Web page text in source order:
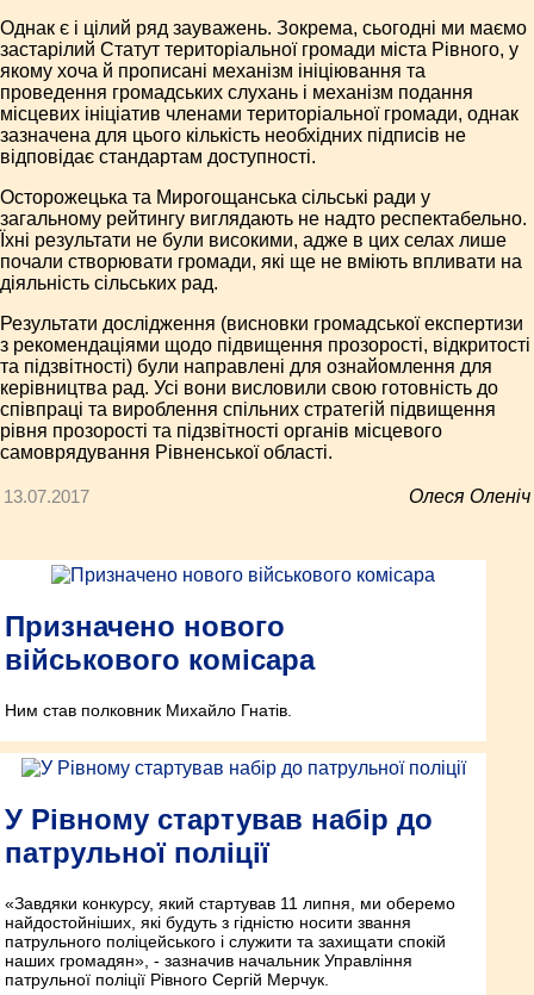
Однак є і цілий ряд зауважень. Зокрема, сьогодні ми маємо
застарілий Статут територіальної громади міста Рівного, у
якому хоча й прописані механізм ініціювання та
проведення громадських слухань і механізм подання
місцевих ініціатив членами територіальної громади, однак
зазначена для цього кількість необхідних підписів не
відповідає стандартам доступності.
Осторожецька та Мирогощанська сільські ради у
загальному рейтингу виглядають не надто респектабельно.
Їхні результати не були високими, адже в цих селах лише
почали створювати громади, які ще не вміють впливати на
діяльність сільських рад.
Результати дослідження (висновки громадської експертизи
з рекомендаціями щодо підвищення прозорості, відкритості
та підзвітності) були направлені для ознайомлення для
керівництва рад. Усі вони висловили свою готовність до
співпраці та вироблення спільних стратегій підвищення
рівня прозорості та підзвітності органів місцевого
самоврядування Рівненської області.
13.07.2017 Олеся Оленіч
Призначено нового
військового комісара
Ним став полковник Михайло Гнатів.
У Рівному стартував набір до
патрульної поліції
«Завдяки конкурсу, який стартував 11 липня, ми оберемо
найдостойніших, які будуть з гідністю носити звання
патрульного поліцейського і служити та захищати спокій
наших громадян», - зазначив начальник Управління
патрульної поліції Рівного Сергій Мерчук.